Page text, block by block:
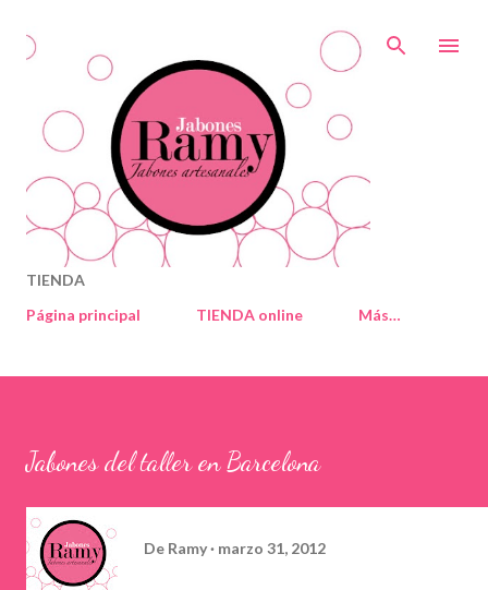
TIENDA
Página principal
TIENDA online Más…
Jabones del taller en Barcelona
De Ramy marzo 31, 2012